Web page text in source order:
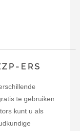
ERS
te gebruiken
kunt u als